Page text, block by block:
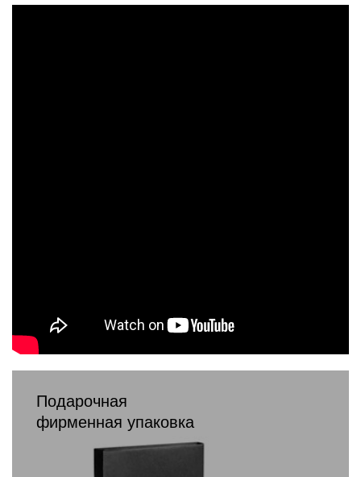
Подарочная
фирменная упаковка